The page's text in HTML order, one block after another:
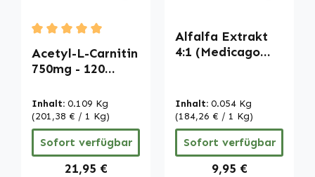
Durchschnittliche Bewertung von 5 von 5 Sternen
Acetyl-L-Carnitin
750mg - 120
Vitalstoffe
Inhalt: 0.109 Kg
(201,38 € / 1 Kg)
Sofort verfügbar
Regulärer Preis:
21,95 €
Alfalfa Extrakt
4:1 (Medicago
Warnke
Vitalstoffe
Inhalt: 0.054 Kg
(184,26 € / 1 Kg)
Sofort verfügbar
Regulärer Preis:
9,95 €